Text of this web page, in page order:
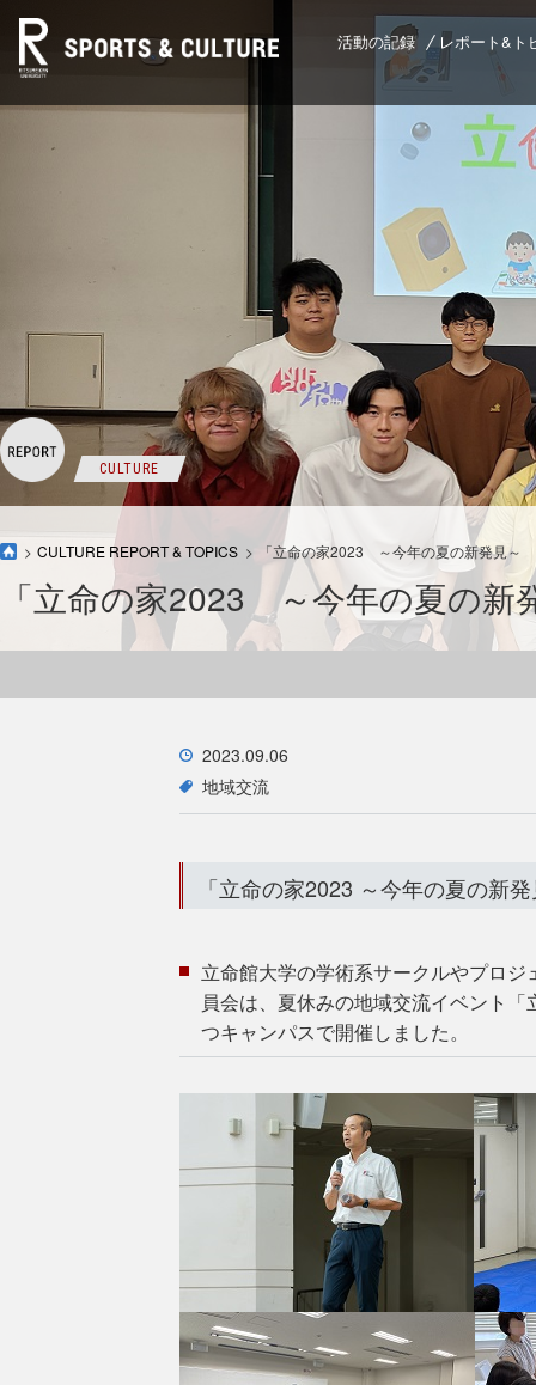
活動の記録 レポート&ト
CULTURE
CULTURE REPORT & TOPICS 「立命の家2023 ～今年の夏の新発見～
「立命の家2023 ～今年の夏の
2023.09.06
地域交流
「立命の家2023 ～今年の夏の新
立命館大学の学術系サークルやプロ
員会は、夏休みの地域交流イベント
つキャンパスで開催しました。